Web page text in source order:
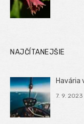
NAJČÍTANEJŠIE
Havária
7. 9. 2023